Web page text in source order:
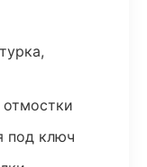
под ключ